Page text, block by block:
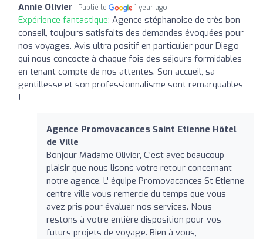
Annie Olivier Publié le 1 year ago
Expérience fantastique: Agence stéphanoise de très bon
conseil, toujours satisfaits des demandes évoquées pour
nos voyages. Avis ultra positif en particulier pour Diego
qui nous concocte à chaque fois des séjours formidables
en tenant compte de nos attentes. Son accueil, sa
gentillesse et son professionnalisme sont remarquables
!
Agence Promovacances Saint Etienne Hôtel
de Ville
Bonjour Madame Olivier, C'est avec beaucoup
plaisir que nous lisons votre retour concernant
notre agence. L' équipe Promovacances St Etienne
centre ville vous remercie du temps que vous
avez pris pour évaluer nos services. Nous
restons à votre entière disposition pour vos
futurs projets de voyage. Bien à vous,